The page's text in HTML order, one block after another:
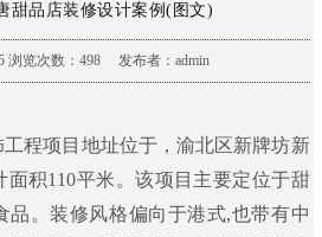
甜品店装修设计案例(图文)
浏览次数： 498 发布者：admin
程项目地址位于，渝北区新牌坊新
积110平米。该项目主要定位于甜
品。装修风格偏向于港式,也带有中